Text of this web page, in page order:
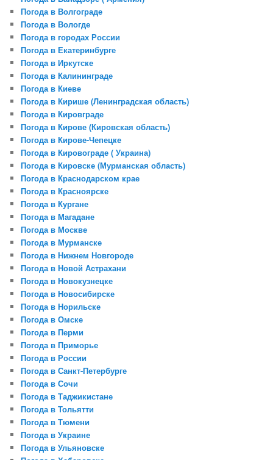
Погода в Волгограде
Погода в Вологде
Погода в городах России
Погода в Екатеринбурге
Погода в Иркутске
Погода в Калининграде
Погода в Киеве
Погода в Кирише (Ленинградская область)
Погода в Кировграде
Погода в Кирове (Кировская область)
Погода в Кирове-Чепецке
Погода в Кировограде ( Украина)
Погода в Кировске (Мурманская область)
Погода в Краснодарском крае
Погода в Красноярске
Погода в Кургане
Погода в Магадане
Погода в Москве
Погода в Мурманске
Погода в Нижнем Новгороде
Погода в Новой Аcтрахани
Погода в Новокузнецке
Погода в Новосибирске
Погода в Норильске
Погода в Омске
Погода в Перми
Погода в Приморье
Погода в России
Погода в Санкт-Петербурге
Погода в Сочи
Погода в Таджикистане
Погода в Тольятти
Погода в Тюмени
Погода в Украине
Погода в Ульяновске